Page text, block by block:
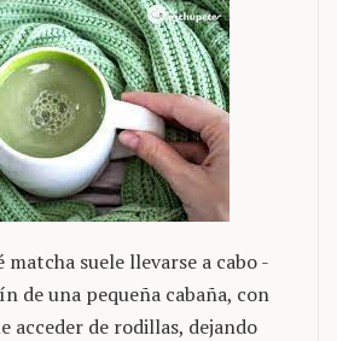
suele llevarse a cabo -
de una pequeña cabaña, con
acceder de rodillas, dejando